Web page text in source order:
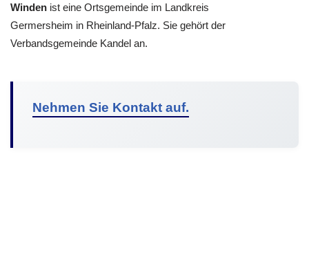
Winden ist eine Ortsgemeinde im Landkreis
Germersheim in Rheinland-Pfalz. Sie gehört der
Verbandsgemeinde Kandel an.
Nehmen Sie Kontakt auf.